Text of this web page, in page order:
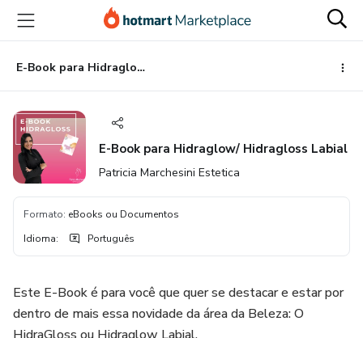
para
conteúdo
principal
para
pagamento
para
rodapé
E-Book para Hidraglow/ Hidragloss Labial
E-Book para Hidraglow/ Hidragloss Labial
Patricia Marchesini Estetica
Formato: eBooks ou Documentos
Idioma: Português
Este E-Book é para você que quer se destacar e estar por
dentro de mais essa novidade da área da Beleza: O